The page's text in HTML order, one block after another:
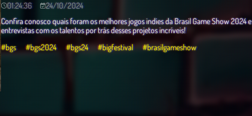
01:24:36
24/10/2024
Confira conosco quais foram os melhores jogos indies da Brasil Game Show 2024 e
entrevistas com os talentos por trás desses projetos incríveis!
#bgs
#bgs2024 #bgs24 #bigfestival #brasilgameshow